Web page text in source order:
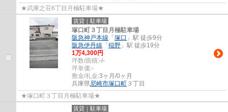
★武庫之荘6丁目月極駐車場★
賃貸｜駐車場
塚口町３丁目月極駐車場
阪急神戸本線 「 塚口 」駅 徒歩9分
阪急伊丹線 「 稲野 」駅 徒歩19分
1万4,300円
坪数/面積:-/-
坪単価:-
敷金/礼金:3ヶ月/0ヶ月
兵庫県尼崎市塚口町 ３丁目
★塚口町３丁目月極駐車場★
賃貸｜駐車場